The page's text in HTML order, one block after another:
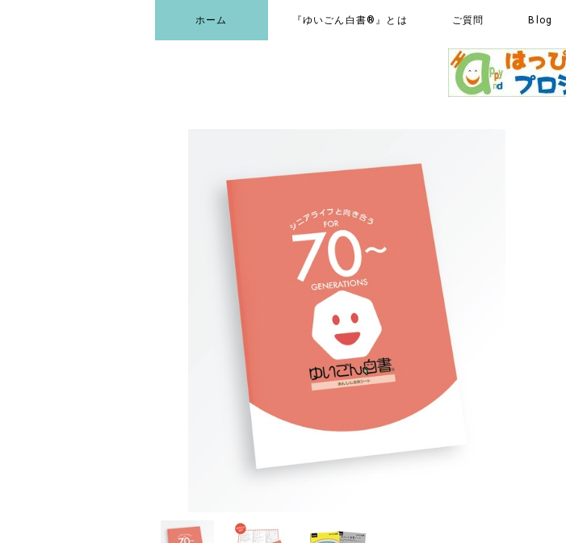
ホーム 『ゆいごん白書®』とは ご質問 Blog